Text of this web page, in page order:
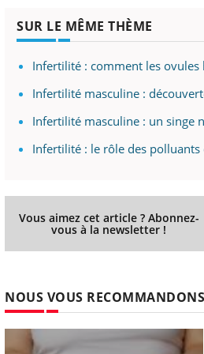
SUR LE MÊME THÈME
Infertilité : comment les
Infertilité masculine :
Infertilité masculine : un singe
Infertilité : le rôle des
Vous aimez cet article ? Abonnez-
vous à la newsletter !
NOUS VOUS RECOMMANDONS
en fer : comprendre pour
Youtube
brouillard mental ou
fer sont multiples ce qui la rend